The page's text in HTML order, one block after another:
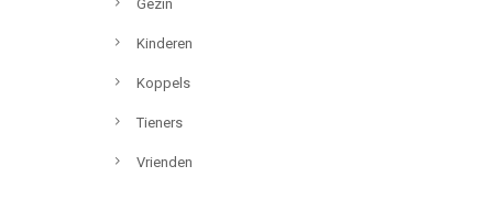
Gezin
Kinderen
Koppels
Tieners
Vrienden